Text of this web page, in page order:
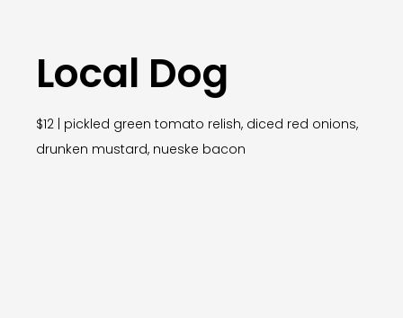
Local Dog
$12 | pickled green tomato relish, diced red onions,
drunken mustard, nueske bacon